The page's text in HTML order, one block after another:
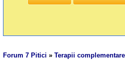
Forum 7 Pitici »Terapii complementare